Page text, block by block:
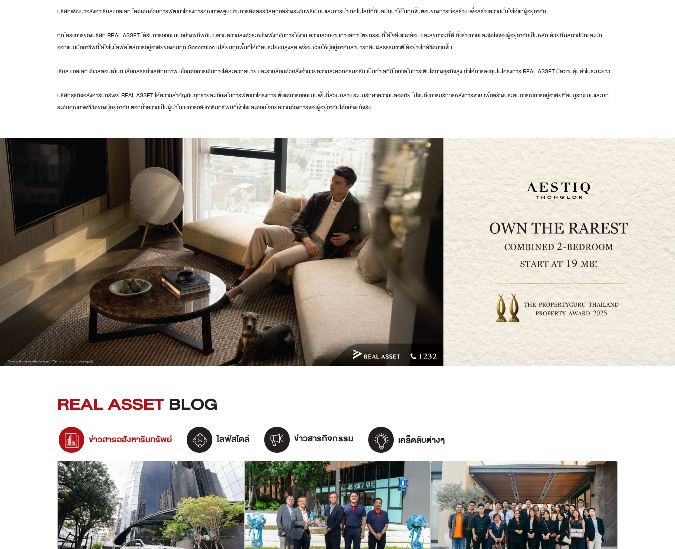
บริษัทพัฒนาอสังหาเรียลแอสเสท โดดเด่นด้วยการพัฒนาโครงการคุณภาพสูง ผ่านการคัดสรรวัสดุก่อสร้างระดับพรีเมียมและการนำเทคโนโลยีที่ทันสมัยมาใช้ในทุกขั้นตอนของการก่อสร้าง เพื่อสร้างความมั่นใจให้แก่ผู้อยู่อาศัย
ทุกโครงการของบริษัท REAL ASSET ได้รับการออกแบบอย่างพิถีพิถัน ผสานความลงตัวระหว่างฟังก์ชันการใช้งาน ความสวยงามทางสถาปัตยกรรมที่ใส่ใจสิ่งแวดล้อม และสุขภาวะที่ดี ทั้งร่างกายและจิตใจของผู้อยู่อาศัยเป็นหลัก ด้วยทีมสถาปนิกและนัก
ออกแบบมืออาชีพที่ใส่ใจในไลฟ์สไตล์การอยู่อาศัยของคนทุก Generation เปลี่ยนทุกพื้นที่ให้เกิดประโยชน์สูงสุด พร้อมช่วยให้ผู้อยู่อาศัยสามารถสัมผัสธรรมชาติได้อย่างใกล้ชิดมากขึ้น
เรียล แอสเสท ดีเวลลอปเม้นท์ เลือกสรรทำเลศักยภาพ เชื่อมต่อการเดินทางได้สะดวกสบาย และรายล้อมด้วยสิ่งอำนวยความสะดวกครบครัน เป็นทำเลที่มีโอกาสในการเติบโตทางธุรกิจสูง ทำให้การลงทุนในโครงการ REAL ASSET มีความคุ้มค่าในระยะยาว
บริษัทธุรกิจอสังหาริมทรัพย์ REAL ASSET ให้ความสำคัญกับทุกรายละเอียดในการพัฒนาโครงการ ตั้งแต่การออกแบบพื้นที่ส่วนกลาง ระบบรักษาความปลอดภัย ไปจนถึงการบริการหลังการขาย เพื่อสร้างประสบการณ์การอยู่อาศัยที่สมบูรณ์แบบและยก
ระดับคุณภาพชีวิตของผู้อยู่อาศัย ตอกย้ำความเป็นผู้นำในวงการอสังหาริมทรัพย์ที่เข้าใจและตอบโจทย์ความต้องการของผู้อยู่อาศัยได้อย่างแท้จริง
REAL ASSETBLOG
ข่าวสารอสังหาริมทรัพย์ ไลฟ์สไตล์ ข่าวสารกิจกรรม เคล็ดลับต่างๆ